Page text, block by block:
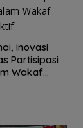
Inovasi
Partisipasi
Wakaf